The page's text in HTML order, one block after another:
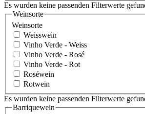
Es wurden keine passenden Filterwerte
Weinsorte
Weinsorte
Weisswein
Vinho Verde - Weiss
Vinho Verde - Rosé
Vinho Verde - Rot
Roséwein
Rotwein
Es wurden keine passenden Filterwerte
Barriquewein